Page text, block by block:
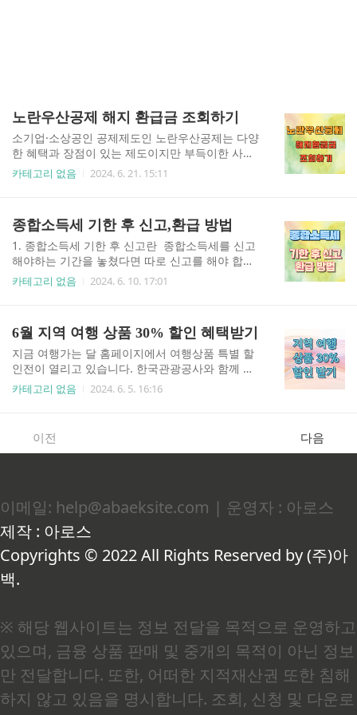
노란우산공제 해지 환급금 조회하기
소기업·소상공인 공제제도인 노란우산공제는 다양
한 혜택과 장점이 있는 제도이지만 부득이한 사정
으로 인해서 해지를 해야하는 분들이 계십니다. 그
이유는 사망이나 폐업,퇴임, 노령 등의 노란우산공
수 없는 사정으로 노란우산을 해지해야 하는 분들
께서 미리 해지환급금을 조회 할 수 있도록 도와드
리겠습니다. 노란우산공제를 해지하기 전에 실제
로 수령할 수 있는 해지 환급금이 얼마나 되는지 먼
저 확인 후에 해지를 결정하시기 바랍니다. 1. 노란
접속하면 메인화면에 다양한 인증방법이 있습니
다.- 하나를 선택해서 인증하시기 바랍..
카테고리 없음 2024. 6. 21. 15:11
종합소득세 기한 후 신고,환급 방법
1. 종합소득세 기한 후 신고란 종합소득세를 신고
해야하는 기간을 놓쳤다면 따로 신고를 해야 합니
다. 이 과정을 기한 후 신고라고 합니다.최근 5년간
의 모든 소득세 신고가 가능하며, 신고를 해야만 환
택스 바로가기 홈택스 접속 > 로그인 > 세금신고 >
종합소득세 신고 > 모두채움/단순경비율 신고 > 기
한 후 신고 >기본정보 입력하기> 환급액 확인 후
계좌번호 입력 절차 진행 2) 손택스를 통해서 신
고 손택스 바로가기 3) 관할 세무서로 가서 신
해야 합니다. 3. 종합소득세 기한 후 신고 납부 및
..
카테고리 없음 2024. 6. 10. 17:01
6월 지역 여행 상품 30% 할인 혜택받기
지금 여행가는 달 홈페이지에서 여행상품 특별 할
인전이 열리고 있습니다. 한국관광공사와 함께 준
비하는 국내여행을 즐겨보시면 좋겠습니다. 쿠폰
할인으로 저렴하게 여행 패키지 상품도 즐기고 국
24년 6월 30일여행기간 : 2024년 6월 01일 ~ 2024
아이디당 2매까지 발급 가능/ 행사기간 내에 사용
할 수 있음 기간 내 미사용시 재발급이 불가하니
이용에 참고 부탁드립니다.* 상품별 쿠폰 예산이
제한되어 있어 상품별로 쿠폰 적용 가능..
카테고리 없음 2024. 6. 5. 16:16
이전 다음
이메일: help@abaeksite.com | 운영자 : 아로스
제작 : 아로스
Copyrights © 2022 All Rights Reserved by (주)아
백.
※ 해당 웹사이트는 정보 전달을 목적으로 운영하고
있으며, 금융 상품 판매 및 중개의 목적이 아닌 정보
만 전달합니다. 또한, 어떠한 지적재산권 또한 침해
하지 않고 있음을 명시합니다. 조회, 신청 및 다운로